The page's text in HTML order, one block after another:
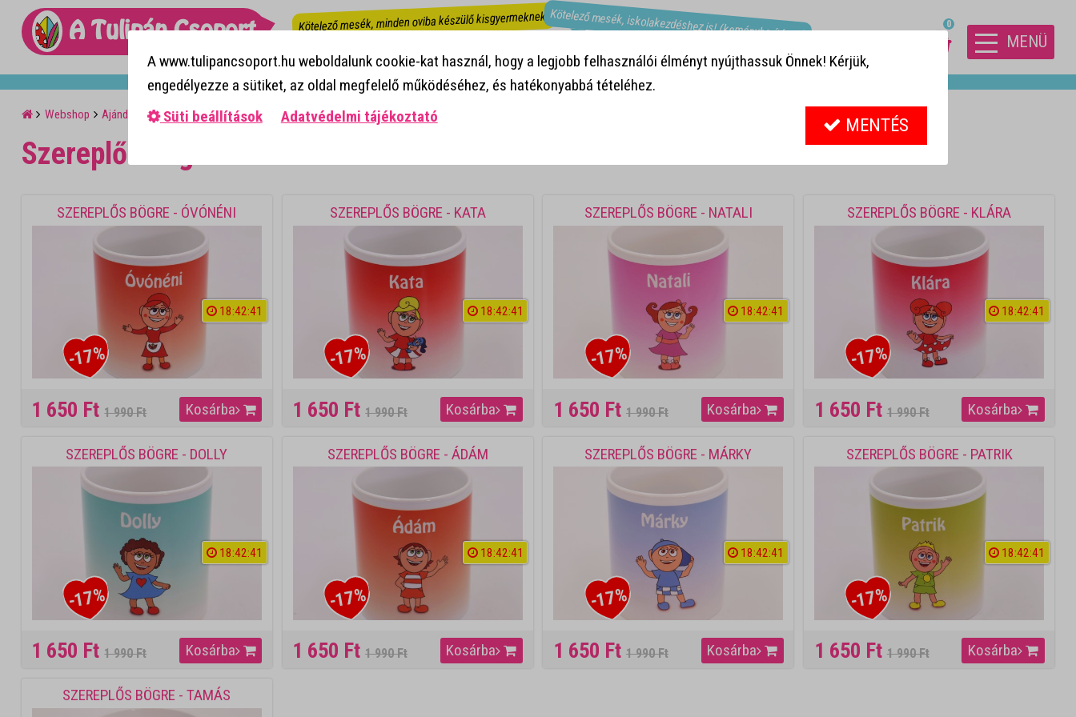
A www.tulipancsoport.hu weboldalunk cookie-kat használ, hogy a legjobb felhasználói élményt nyújthassuk Önnek! Kérjük,
engedélyezze a sütiket, az oldal megfelelő működéséhez, és hatékonyabbá tételéhez.
Süti beállítások
Adatvédelmi tájékoztató MENTÉS
A Tulipán Csoport Kötelező mesék, minden oviba készülő kisgyermeknek!Kötelező mesék, iskolakezdéshez is! (keményborítósak) MENÜ
0
Webshop Ajándéktárgyak Bögrék Szereplős bögrék
Szereplős bögrék
SZEREPLŐS BÖGRE - ÓVÓNÉNI
-17%
18:42:41
1 650 Ft1 990 Ft Kosárba
SZEREPLŐS BÖGRE - KATA
-17%
18:42:41
1 650 Ft1 990 Ft Kosárba
SZEREPLŐS BÖGRE - NATALI
-17%
18:42:41
1 650 Ft 1 990 Ft Kosárba
SZEREPLŐS BÖGRE - KLÁRA
-17%
18:42:41
1 650 Ft 1 990 Ft Kosárba
SZEREPLŐS BÖGRE - DOLLY
-17%
18:42:41
1 650 Ft1 990 Ft Kosárba
SZEREPLŐS BÖGRE - ÁDÁM
-17%
18:42:41
1 650 Ft1 990 Ft Kosárba
SZEREPLŐS BÖGRE - MÁRKY
-17%
18:42:41
1 650 Ft 1 990 Ft Kosárba
SZEREPLŐS BÖGRE - PATRIK
-17%
18:42:41
1 650 Ft 1 990 Ft Kosárba
SZEREPLŐS BÖGRE - TAMÁS